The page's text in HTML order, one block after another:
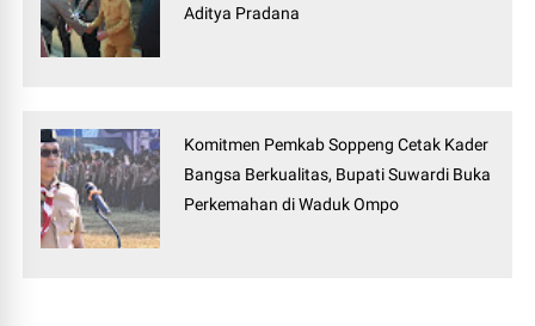
Aditya Pradana
Komitmen Pemkab Soppeng Cetak Kader
Bangsa Berkualitas, Bupati Suwardi Buka
Perkemahan di Waduk Ompo